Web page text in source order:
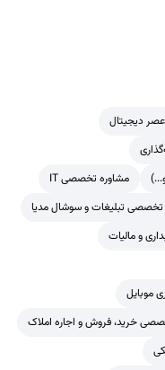
دیجیتال
مشاوره تخصصی IT
تخصصی تبلیغات و سوشال مدیا
و مالیات
موبایل
خرید، فروش و اجاره املاک